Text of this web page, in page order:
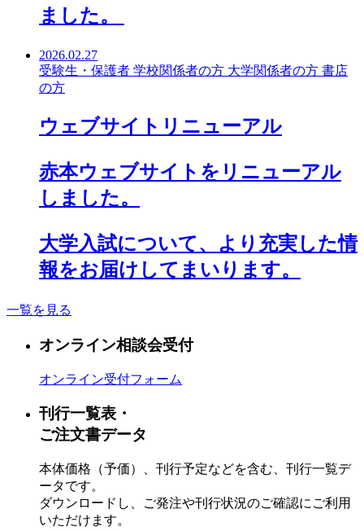
ました。
2026.02.27
受験生・保護者 学校関係者の方 大学関係者の方 書店
の方
ウェブサイトリニューアル
赤本ウェブサイトをリニューアル
しました。
大学入試について、より充実した情
報をお届けしてまいります。
一覧を見る
オンライン相談会受付
オンライン受付フォーム
刊行一覧表・
ご注文書データ
本体価格（予価）、刊行予定などを含む、 刊行一覧デ
ータです。
ダウンロードし、ご発注や刊行状況のご確認にご利用
いただけます。